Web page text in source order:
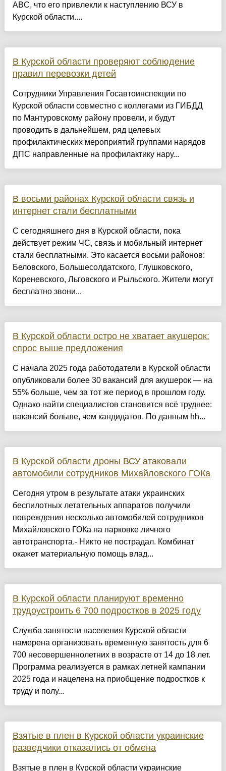
ABC, что его привлекли к наступлению ВСУ в
Курской области....
В Курской области проверяют соблюдение
правил перевозки детей
Сотрудники Управления Госавтоинспекции по
Курской области совместно с коллегами из ГИБДД
по Мантуровскому району провели, и будут
проводить в дальнейшем, ряд целевых
профилактических мероприятий группами нарядов
ДПС направленные на профилактику нару...
В восьми районах Курской области связь и
интернет стали бесплатными
С сегодняшнего дня в Курской области, пока
действует режим ЧС, связь и мобильный интернет
стали бесплатными. Это касается восьми районов:
Беловского, Большесолдатского, Глушковского,
Кореневского, Льговского и Рыльского. Жители могут
бесплатно звони...
В Курской области остро не хватает акушерок:
спрос выше предложения
С начала 2025 года работодатели в Курской области
опубликовали более 30 вакансий для акушерок — на
55% больше, чем за тот же период в прошлом году.
Однако найти специалистов становится всё труднее:
вакансий больше, чем кандидатов. По данным hh...
В Курской области дроны ВСУ атаковали
автомобили сотрудников Михайловского ГОКа
Сегодня утром в результате атаки украинских
беспилотных летательных аппаратов получили
повреждения несколько автомобилей сотрудников
Михайловского ГОКа на парковке личного
автотранспорта.- Никто не пострадал. Комбинат
окажет материальную помощь влад...
В Курской области планируют временно
трудоустроить 6 700 подростков в 2025 году
Служба занятости населения Курской области
намерена организовать временную занятость для 6
700 несовершеннолетних в возрасте от 14 до 18 лет.
Программа реализуется в рамках летней кампании
2025 года и нацелена на приобщение подростков к
труду и полу...
Взятые в плен в Курской области украинские
разведчики отказались от обмена
Взятые в плен в Курской области украинские